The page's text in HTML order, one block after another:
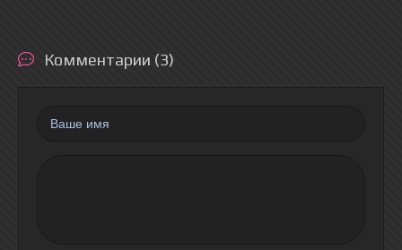
Комментарии (3)